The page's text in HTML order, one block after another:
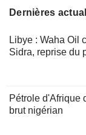
Dernières
Libye : Waha Oil
Sidra, reprise du
Pétrole d'Afrique
brut nigérian